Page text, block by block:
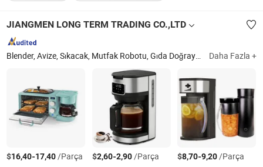
JIANGMEN LONG TERM TRADING CO.,LTD
Blender, Avize, Sıkacak, Mutfak Robotu, Gıda Doğrayıcı, El Mikseri ve Stand Mikseri, Et Kıyıcı, Kahve Makinesi, Buz Kırıcı Blender, El Blenderi Daha Fazla +
$16,40-17,40/Parça $2,60-2,90/Parça $8,70-9,20/Parça